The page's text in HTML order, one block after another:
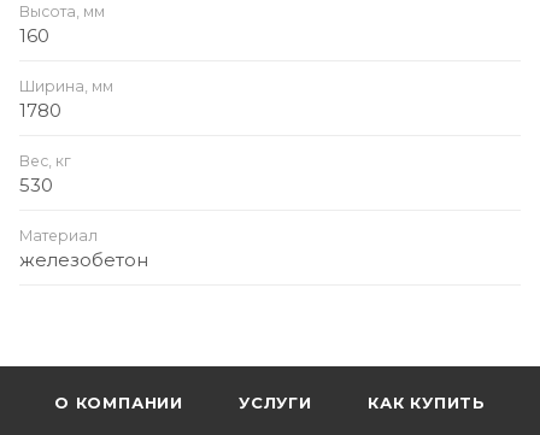
Высота, мм
160
Ширина, мм
1780
Вес, кг
530
Материал
железобетон
О КОМПАНИИ УСЛУГИ КАК КУПИТЬ